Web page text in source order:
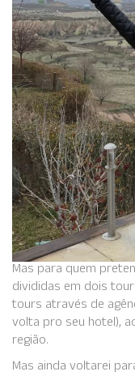
Mas para quem
divididas em dois
tours através de
volta pro seu hotel),
região.
Mas ainda voltarei